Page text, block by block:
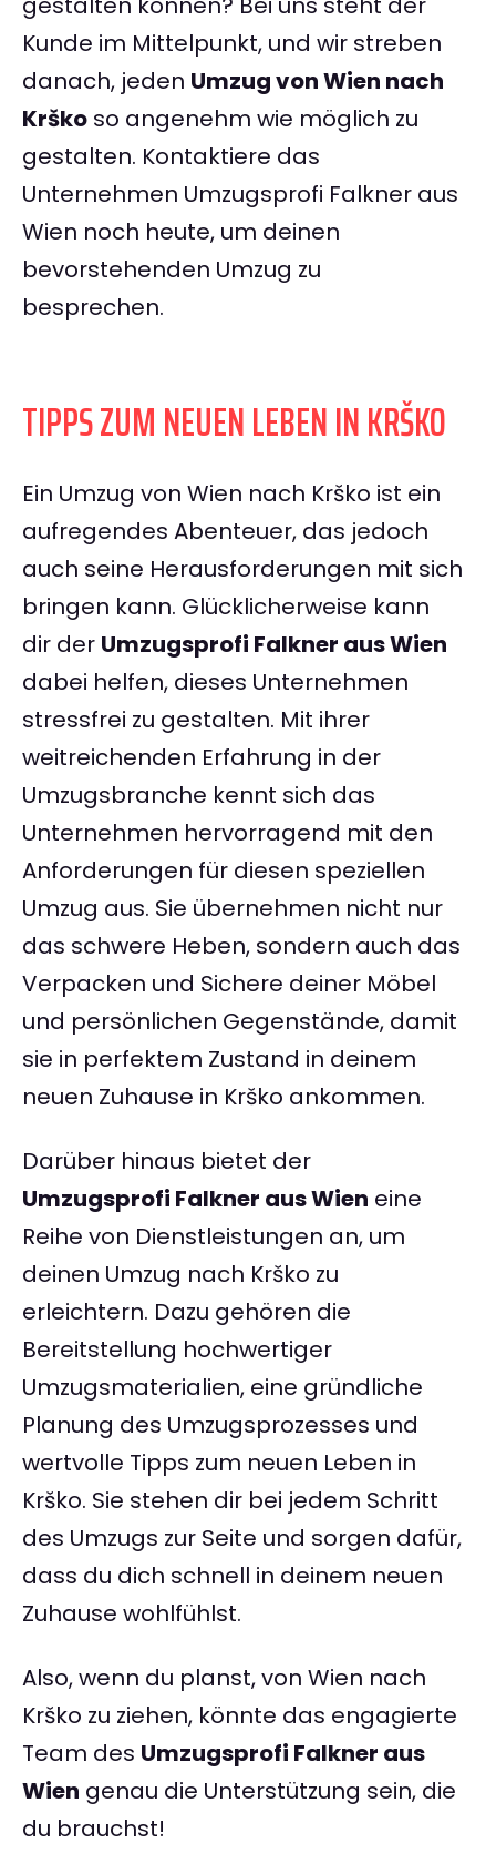
Kunde im Mittelpunkt, und wir streben
danach, jeden Umzug von Wien nach
Krško so angenehm wie möglich zu
gestalten. Kontaktiere das
Unternehmen Umzugsprofi Falkner aus
Wien noch heute, um deinen
bevorstehenden Umzug zu
besprechen.
TIPPS ZUM NEUEN LEBEN IN KRŠKO
Ein Umzug von Wien nach Krško ist ein
aufregendes Abenteuer, das jedoch
auch seine Herausforderungen mit sich
bringen kann. Glücklicherweise kann
dir der Umzugsprofi Falkner aus Wien
dabei helfen, dieses Unternehmen
stressfrei zu gestalten. Mit ihrer
weitreichenden Erfahrung in der
Umzugsbranche kennt sich das
Unternehmen hervorragend mit den
Anforderungen für diesen speziellen
Umzug aus. Sie übernehmen nicht nur
das schwere Heben, sondern auch das
Verpacken und Sichere deiner Möbel
und persönlichen Gegenstände, damit
sie in perfektem Zustand in deinem
neuen Zuhause in Krško ankommen.
Darüber hinaus bietet der
Umzugsprofi Falkner aus Wien eine
Reihe von Dienstleistungen an, um
deinen Umzug nach Krško zu
erleichtern. Dazu gehören die
Bereitstellung hochwertiger
Umzugsmaterialien, eine gründliche
Planung des Umzugsprozesses und
wertvolle Tipps zum neuen Leben in
Krško. Sie stehen dir bei jedem Schritt
des Umzugs zur Seite und sorgen dafür,
dass du dich schnell in deinem neuen
Zuhause wohlfühlst.
Also, wenn du planst, von Wien nach
Krško zu ziehen, könnte das engagierte
Team des Umzugsprofi Falkner aus
Wien genau die Unterstützung sein, die
du brauchst!